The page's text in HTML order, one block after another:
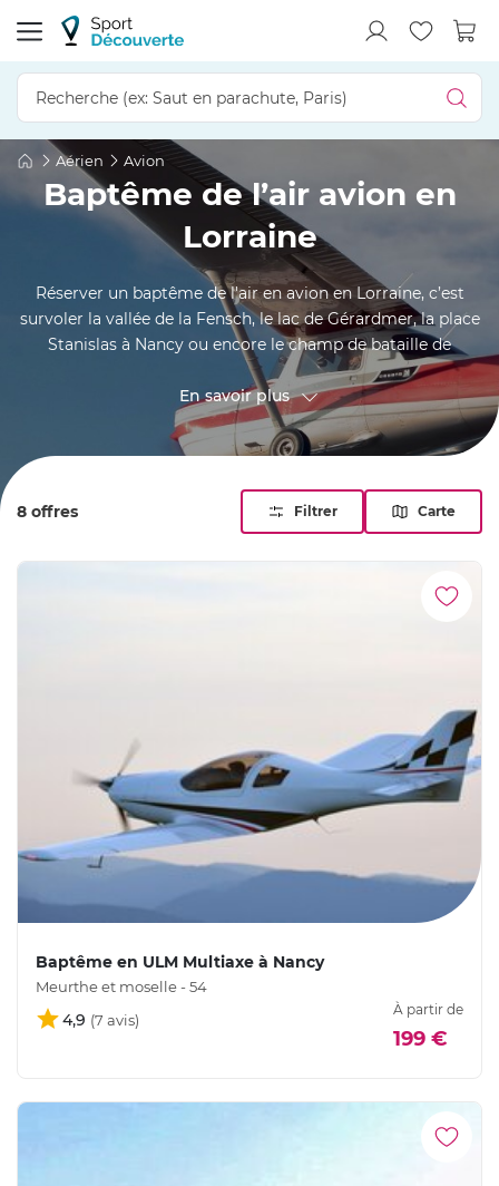
Aérien Avion
Baptême de l’air avion en
Lorraine
Réserver un baptême de l'air en avion en Lorraine, c’est
survoler la vallée de la Fensch, le lac de Gérardmer, la place
Stanislas à Nancy ou encore le champ de bataille de
Verdun. À bord d’un avion de tourisme, le pilote vous fait
profiter de ses anecdotes et commentaires avisés. Si vous
voulez découvrir ou redécouvrir les terres lorraines de
façon inédite, réservez dès maintenant un tour en avion
En savoir plus
8 offres Filtrer Carte
Baptême en ULM Multiaxe à Nancy
Meurthe et moselle - 54
4,9
À partir de
199 €